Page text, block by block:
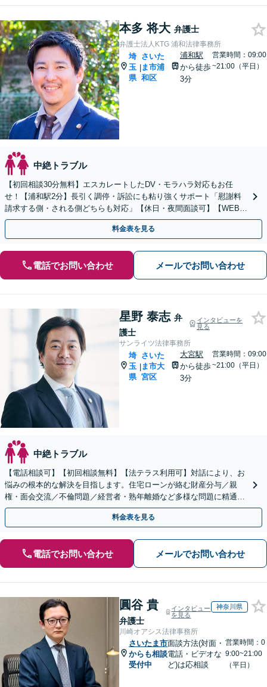
本多 将大 弁護士
弁護士法人KTG 浦和法律事務所
埼
玉
県
|
さいた
ま市浦
和区
浦和駅
から徒歩
3分
営業時間：09:00
~21:00（平日）
中絶トラブル
【初回相談30分無料】エスカレートしたDV・モラハラ対応もお任
せ！【浦和駅2分】長引く調停・訴訟にも粘り強くサポート「慰謝料
請求する側・される側どちらも対応」【休日・夜間面談可】【WEB相
談対応可】
料金表を見る
電話でお問い合わせ メールでお問い合わせ
星野 泰志 弁
護士
インタビューを
見る
サンライツ法律事務所
埼
玉
県
|
さいた
ま市大
宮区
大宮駅
から徒歩
3分
営業時間：09:00
~21:00（平日）
中絶トラブル
【電話相談可】【初回相談無料】【法テラス利用可】対話により、お
悩みの根本的な解決を目指します。住宅ローンが絡む財産分与／親
権・面会交流／不倫問題／経営者・熟年離婚など多様な問題に精通。
協議・調停・裁判の実績多数あり【完全個室】【大宮駅3分】
料金表を見る
電話でお問い合わせ メールでお問い合わせ
圓谷 貴
弁護士
インタビュー
を見る
神奈川県
川崎オアシス法律事務所
さいたま市
からも相談
受付中
面談方法(対面・
電話・ビデオな
ど)は応相談
営業時間：0
9:00~21:00
（平日）